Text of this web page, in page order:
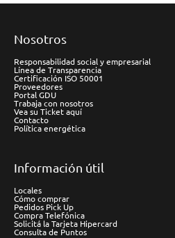
Nosotros
Responsabilidad social y empresarial
Línea de Transparencia
Certificación ISO 50001
Proveedores
Portal GDU
Trabaja con nosotros
Vea su Ticket aquí
Contacto
Política energética
Información útil
Locales
Cómo comprar
Pedidos Pick Up
Compra Telefónica
Solicitá la Tarjeta Hipercard
Consulta de Puntos